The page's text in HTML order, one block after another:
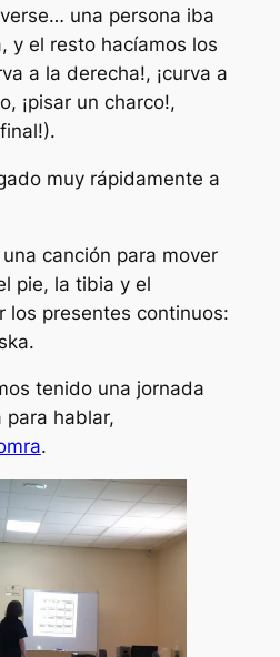
una persona iba
y el resto hacíamos los
a la derecha!, ¡curva a
¡pisar un charco!,
muy rápidamente a
canción para mover
pie, la tibia y el
los presentes continuos:
tenido una jornada
para hablar,
.